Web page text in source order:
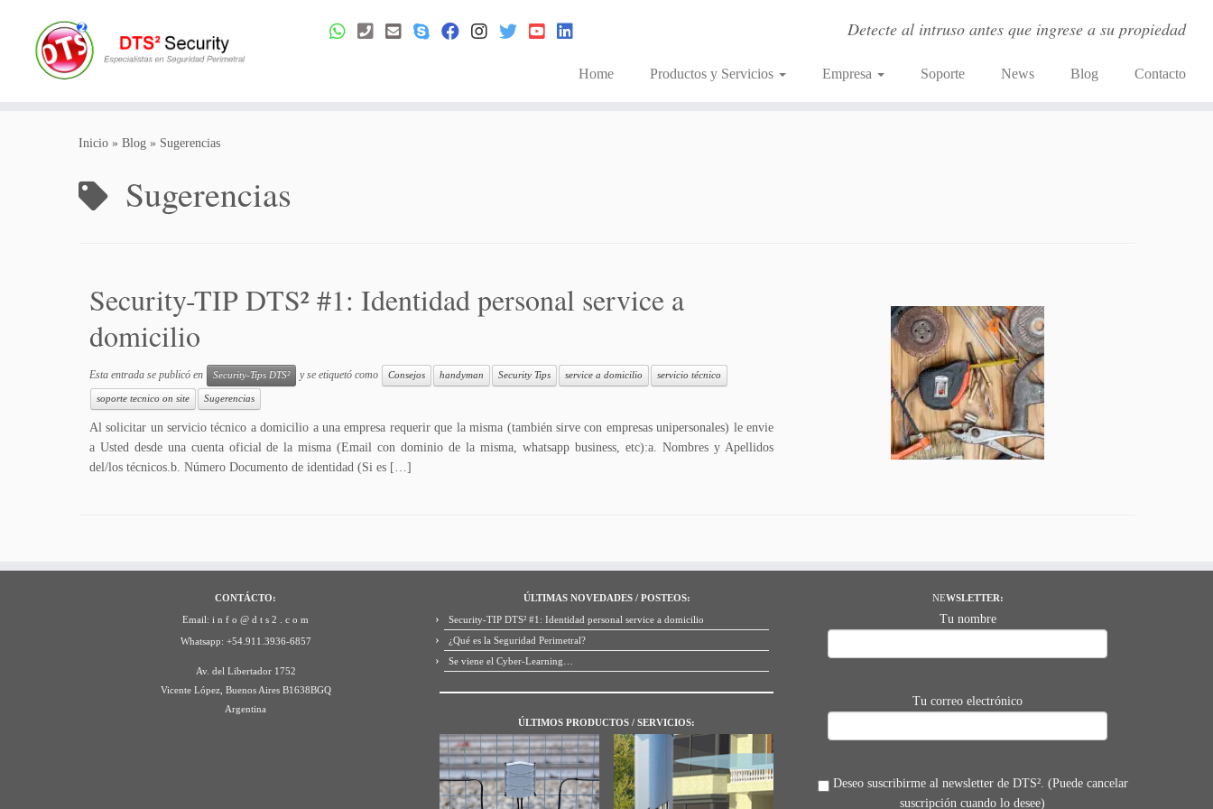
Detecte al intruso antes que ingrese a su propiedad
Home Productos y Servicios Empresa Soporte News Blog Contacto
Inicio » Blog » Sugerencias
Sugerencias
Security-TIP DTS² #1: Identidad personal service a
domicilio
Esta entrada se publicó en Security-Tips DTS² y se etiquetó como Consejos handyman Security Tips service a domicilio servicio técnico
soporte tecnico on site Sugerencias
Al solicitar un servicio técnico a domicilio a una empresa requerir que la misma (también sirve con empresas unipersonales) le envie
a Usted desde una cuenta oficial de la misma (Email con dominio de la misma, whatsapp business, etc):a. Nombres y Apellidos
del/los técnicos.b. Número Documento de identidad (Si es […]
CONTÁCTO:
Email: i n f o @ d t s 2 . c o m
Whatsapp: +54.911.3936-6857
Av. del Libertador 1752
Vicente López, Buenos Aires B1638BGQ
Argentina
ÚLTIMAS NOVEDADES / POSTEOS:
Security-TIP DTS² #1: Identidad personal service a domicilio
¿Qué es la Seguridad Perimetral?
Se viene el Cyber-Learning…
ÚLTIMOS PRODUCTOS / SERVICIOS:
NEWSLETTER:
Tu nombre
Tu correo electrónico
Deseo suscribirme al newsletter de DTS². (Puede cancelar
suscripción cuando lo desee)